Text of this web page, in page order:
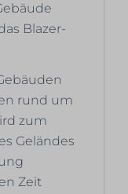
Blazer-
rund um
zum
Geländes
Zeit